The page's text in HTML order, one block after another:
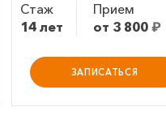
Стаж
14 лет
Прием
от 3 800 ₽
ЗАПИСАТЬСЯ